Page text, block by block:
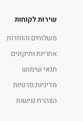
שירות לקוחות
משלוחים והחזרות
אחריות ותיקונים
תנאי שימוש
מדיניות פרטיות
הצהרת נגישות